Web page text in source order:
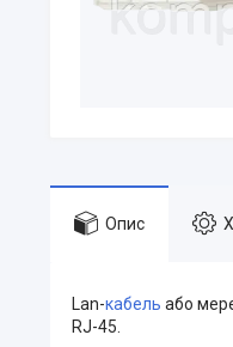
Опис
Lan-кабель або
RJ-45.